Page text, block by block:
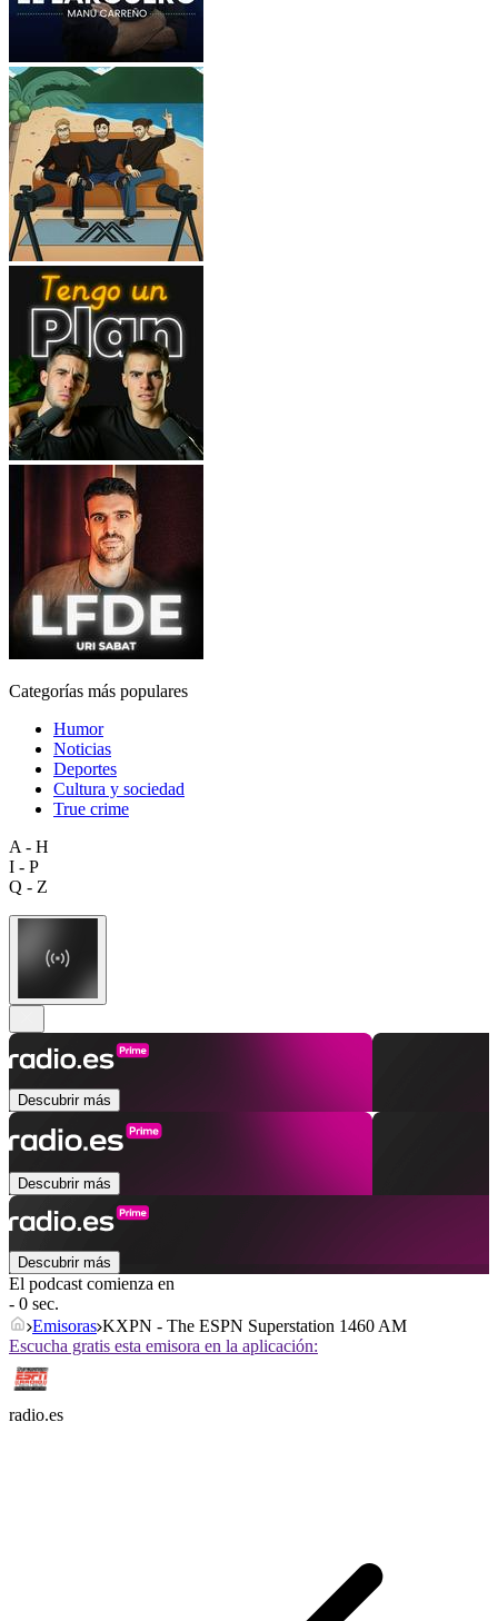
Categorías más populares
Humor
Noticias
Deportes
Cultura y sociedad
True crime
A - H
I - P
Q - Z
Descubrir más
Descubrir más
Descubrir más
El podcast comienza en
- 0 sec.
Emisoras KXPN - The ESPN Superstation 1460 AM
Escucha gratis esta emisora en la aplicación:
radio.es